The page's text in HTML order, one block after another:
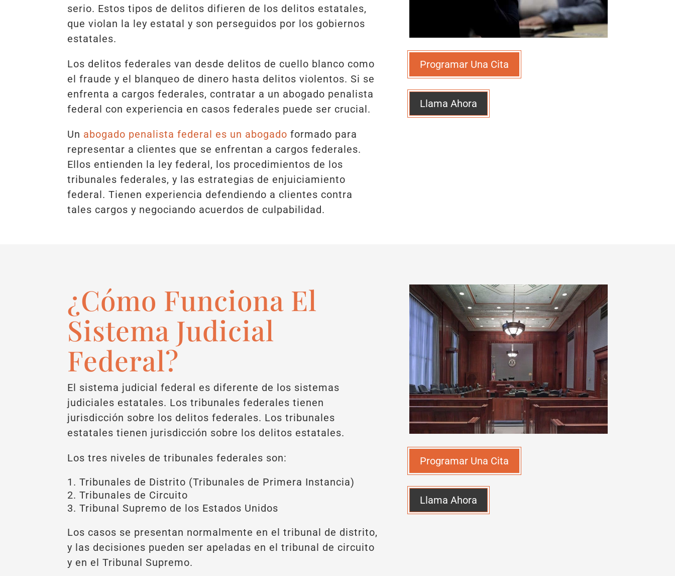
serio. Estos tipos de delitos difieren de los delitos estatales,
que violan la ley estatal y son perseguidos por los gobiernos
estatales.
Los delitos federales van desde delitos de cuello blanco como
el fraude y el blanqueo de dinero hasta delitos violentos. Si se
enfrenta a cargos federales, contratar a un abogado penalista
federal con experiencia en casos federales puede ser crucial.
Un abogado penalista federal es un abogado formado para
representar a clientes que se enfrentan a cargos federales.
Ellos entienden la ley federal, los procedimientos de los
tribunales federales, y las estrategias de enjuiciamiento
federal. Tienen experiencia defendiendo a clientes contra
tales cargos y negociando acuerdos de culpabilidad.
Programar Una Cita
Llama Ahora
¿Cómo Funciona El
Sistema Judicial
Federal?
El sistema judicial federal es diferente de los sistemas
judiciales estatales. Los tribunales federales tienen
jurisdicción sobre los delitos federales. Los tribunales
estatales tienen jurisdicción sobre los delitos estatales.
Los tres niveles de tribunales federales son:
Tribunales de Distrito (Tribunales de Primera Instancia)
Tribunales de Circuito
Tribunal Supremo de los Estados Unidos
Los casos se presentan normalmente en el tribunal de distrito,
y las decisiones pueden ser apeladas en el tribunal de circuito
y en el Tribunal Supremo.
Programar Una Cita
Llama Ahora